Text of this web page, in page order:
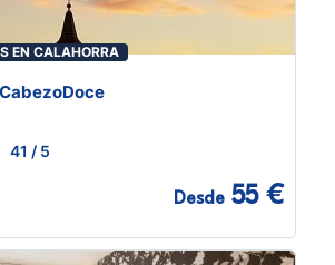
EN CALAHORRA
41 / 5
Desde 55 €